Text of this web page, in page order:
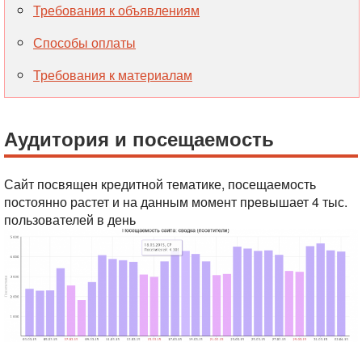
Требования к объявлениям
Способы оплаты
Требования к материалам
Аудитория и посещаемость
Сайт посвящен кредитной тематике, посещаемость
постоянно растет и на данным момент превышает 4 тыс.
пользователей в день